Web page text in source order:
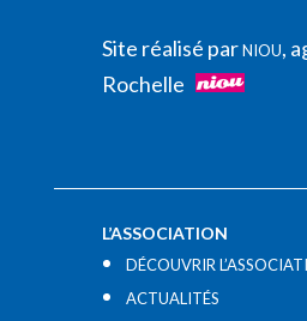
Site réalisé parNIOU,
Rochelle
L’ASSOCIATION
DÉCOUVRIR
ACTUALITÉS